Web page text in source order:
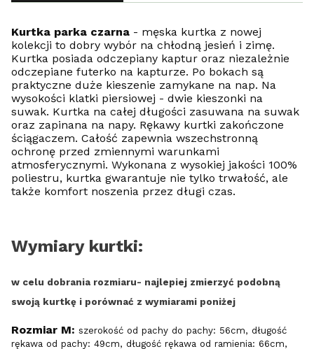
Kurtka parka czarna - męska kurtka z nowej
kolekcji to dobry wybór na chłodną jesień i zimę.
Kurtka posiada odczepiany kaptur oraz niezależnie
odczepiane futerko na kapturze. Po bokach są
praktyczne duże kieszenie zamykane na nap. Na
wysokości klatki piersiowej - dwie kieszonki na
suwak. Kurtka na całej długości zasuwana na suwak
oraz zapinana na napy. Rękawy kurtki zakończone
ściągaczem. Całość zapewnia wszechstronną
ochronę przed zmiennymi warunkami
atmosferycznymi. Wykonana z wysokiej jakości 100%
poliestru, kurtka gwarantuje nie tylko trwałość, ale
także komfort noszenia przez długi czas.
Wymiary kurtki:
w celu dobrania rozmiaru- najlepiej zmierzyć podobną
swoją kurtkę i porównać z wymiarami poniżej
Rozmiar M: szerokość od pachy do pachy: 56cm, długość
rękawa od pachy: 49cm, długość rękawa od ramienia: 66cm,